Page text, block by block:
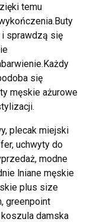
temu
i sprawdzą się
się
męskie ażurowe
plecak miejski
uchwyty do
modne
lniane męskie
plus size
greenpoint
damska